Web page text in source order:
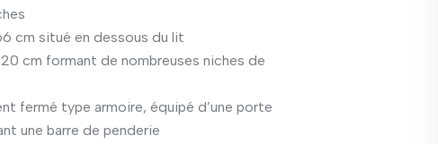
cm situé en dessous du lit
cm formant de nombreuses niches de
fermé type armoire, équipé d’une porte
une barre de penderie